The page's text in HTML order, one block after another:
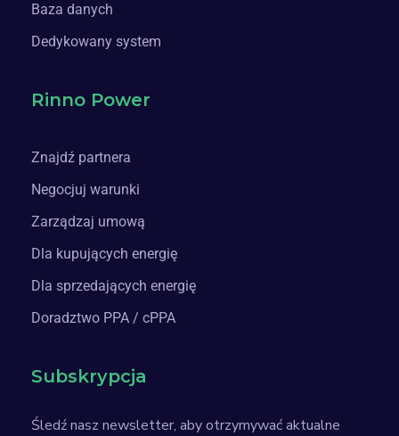
Baza danych
Dedykowany system
Rinno Power
Znajdź partnera
Negocjuj warunki
Zarządzaj umową
Dla kupujących energię
Dla sprzedających energię
Doradztwo PPA / cPPA
Subskrypcja
Śledź nasz newsletter, aby otrzymywać aktualne